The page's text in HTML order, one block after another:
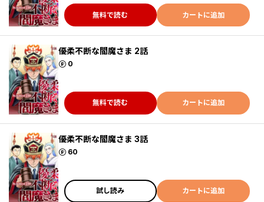
無料で読む カートに追加
優柔不断な閻魔さま 2話
0
ポイント
無料で読む カートに追加
優柔不断な閻魔さま 3話
60
ポイント
試し読み カートに追加